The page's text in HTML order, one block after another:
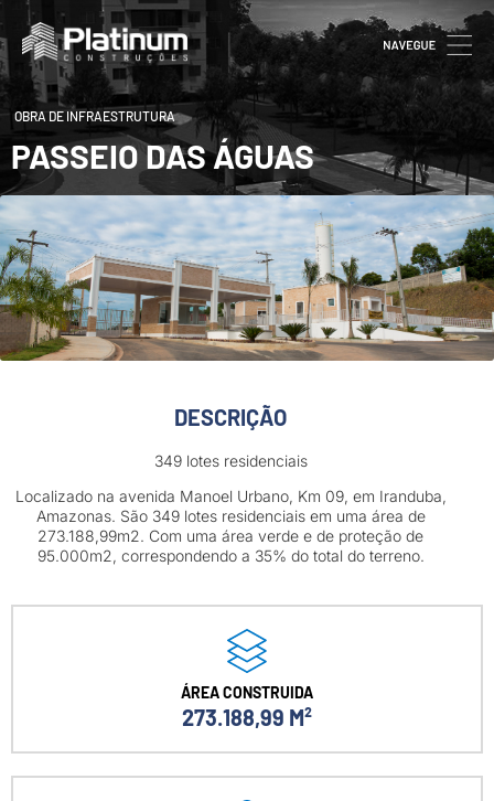
OBRA DE INFRAESTRUTURA
PASSEIO DAS ÁGUAS
DESCRIÇÃO
349 lotes residenciais
Localizado na avenida Manoel Urbano, Km 09, em Iranduba,
Amazonas. São 349 lotes residenciais em uma área de
273.188,99m2. Com uma área verde e de proteção de
95.000m2, correspondendo a 35% do total do terreno.
ÁREA CONSTRUIDA
273.188,99 M²